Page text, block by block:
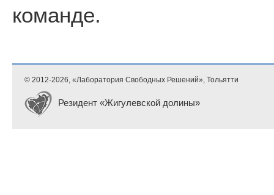
команде.
© 2012-2026, «Лаборатория Свободных Решений», Тольятти
Резидент «Жигулевской долины»